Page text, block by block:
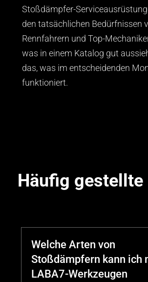
Stoßdämpfer-
den tatsächlichen Bedürfnissen
Rennfahrern und Top-
was in einem Katalog gut
das, was im entscheidenden
funktioniert.
Häufig gestellte
Welche Arten von
Stoßdämpfern kann ich
LABA7-Werkzeugen